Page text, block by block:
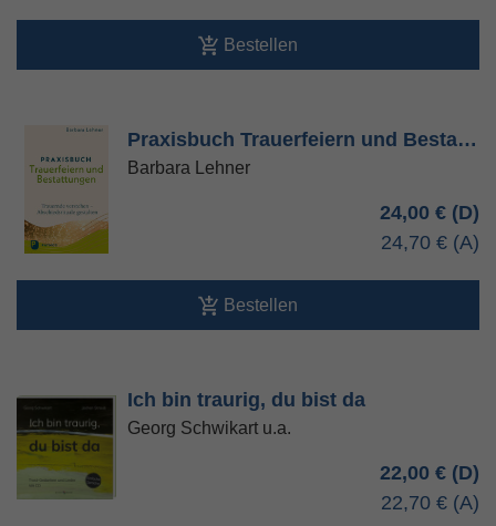
Bestellen
Praxisbuch Trauerfeiern und Besta…
Barbara Lehner
24,00 €
24,70 €
Bestellen
Ich bin traurig, du bist da
Georg Schwikart u.a.
22,00 €
22,70 €